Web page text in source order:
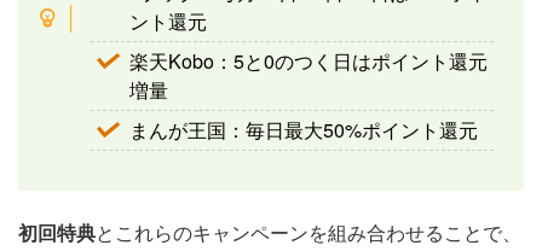
ント還元
楽天Kobo：5と0のつく日はポイント還元
増量
まんが王国：毎日最大50%ポイント還元
初回特典とこれらのキャンペーンを組み合わせることで、